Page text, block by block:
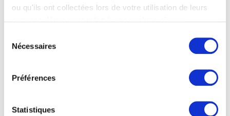
ou qu'ils ont collectées lors de votre utilisation de leurs
Nécessaires
Préférences
Statistiques